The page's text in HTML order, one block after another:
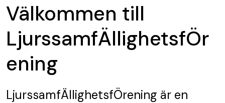
Välkommen till
LjurssamfÄllighetsfÖr
ening
LjurssamfÄllighetsfÖrening är en